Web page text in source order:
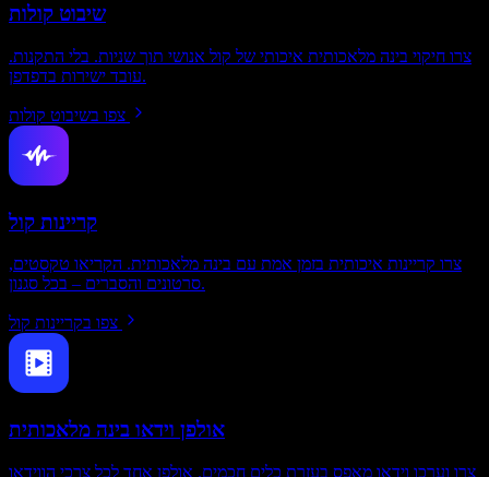
שיבוט קולות
צרו חיקוי בינה מלאכותית איכותי של קול אנושי תוך שניות. בלי התקנות.
עובד ישירות בדפדפן.
צפו בשיבוט קולות
קריינות קול
צרו קריינות איכותית בזמן אמת עם בינה מלאכותית. הקריאו טקסטים,
סרטונים והסברים – בכל סגנון.
צפו בקריינות קול
אולפן וידאו בינה מלאכותית
צרו וערכו וידאו מאפס בעזרת כלים חכמים. אולפן אחד לכל צרכי הווידאו